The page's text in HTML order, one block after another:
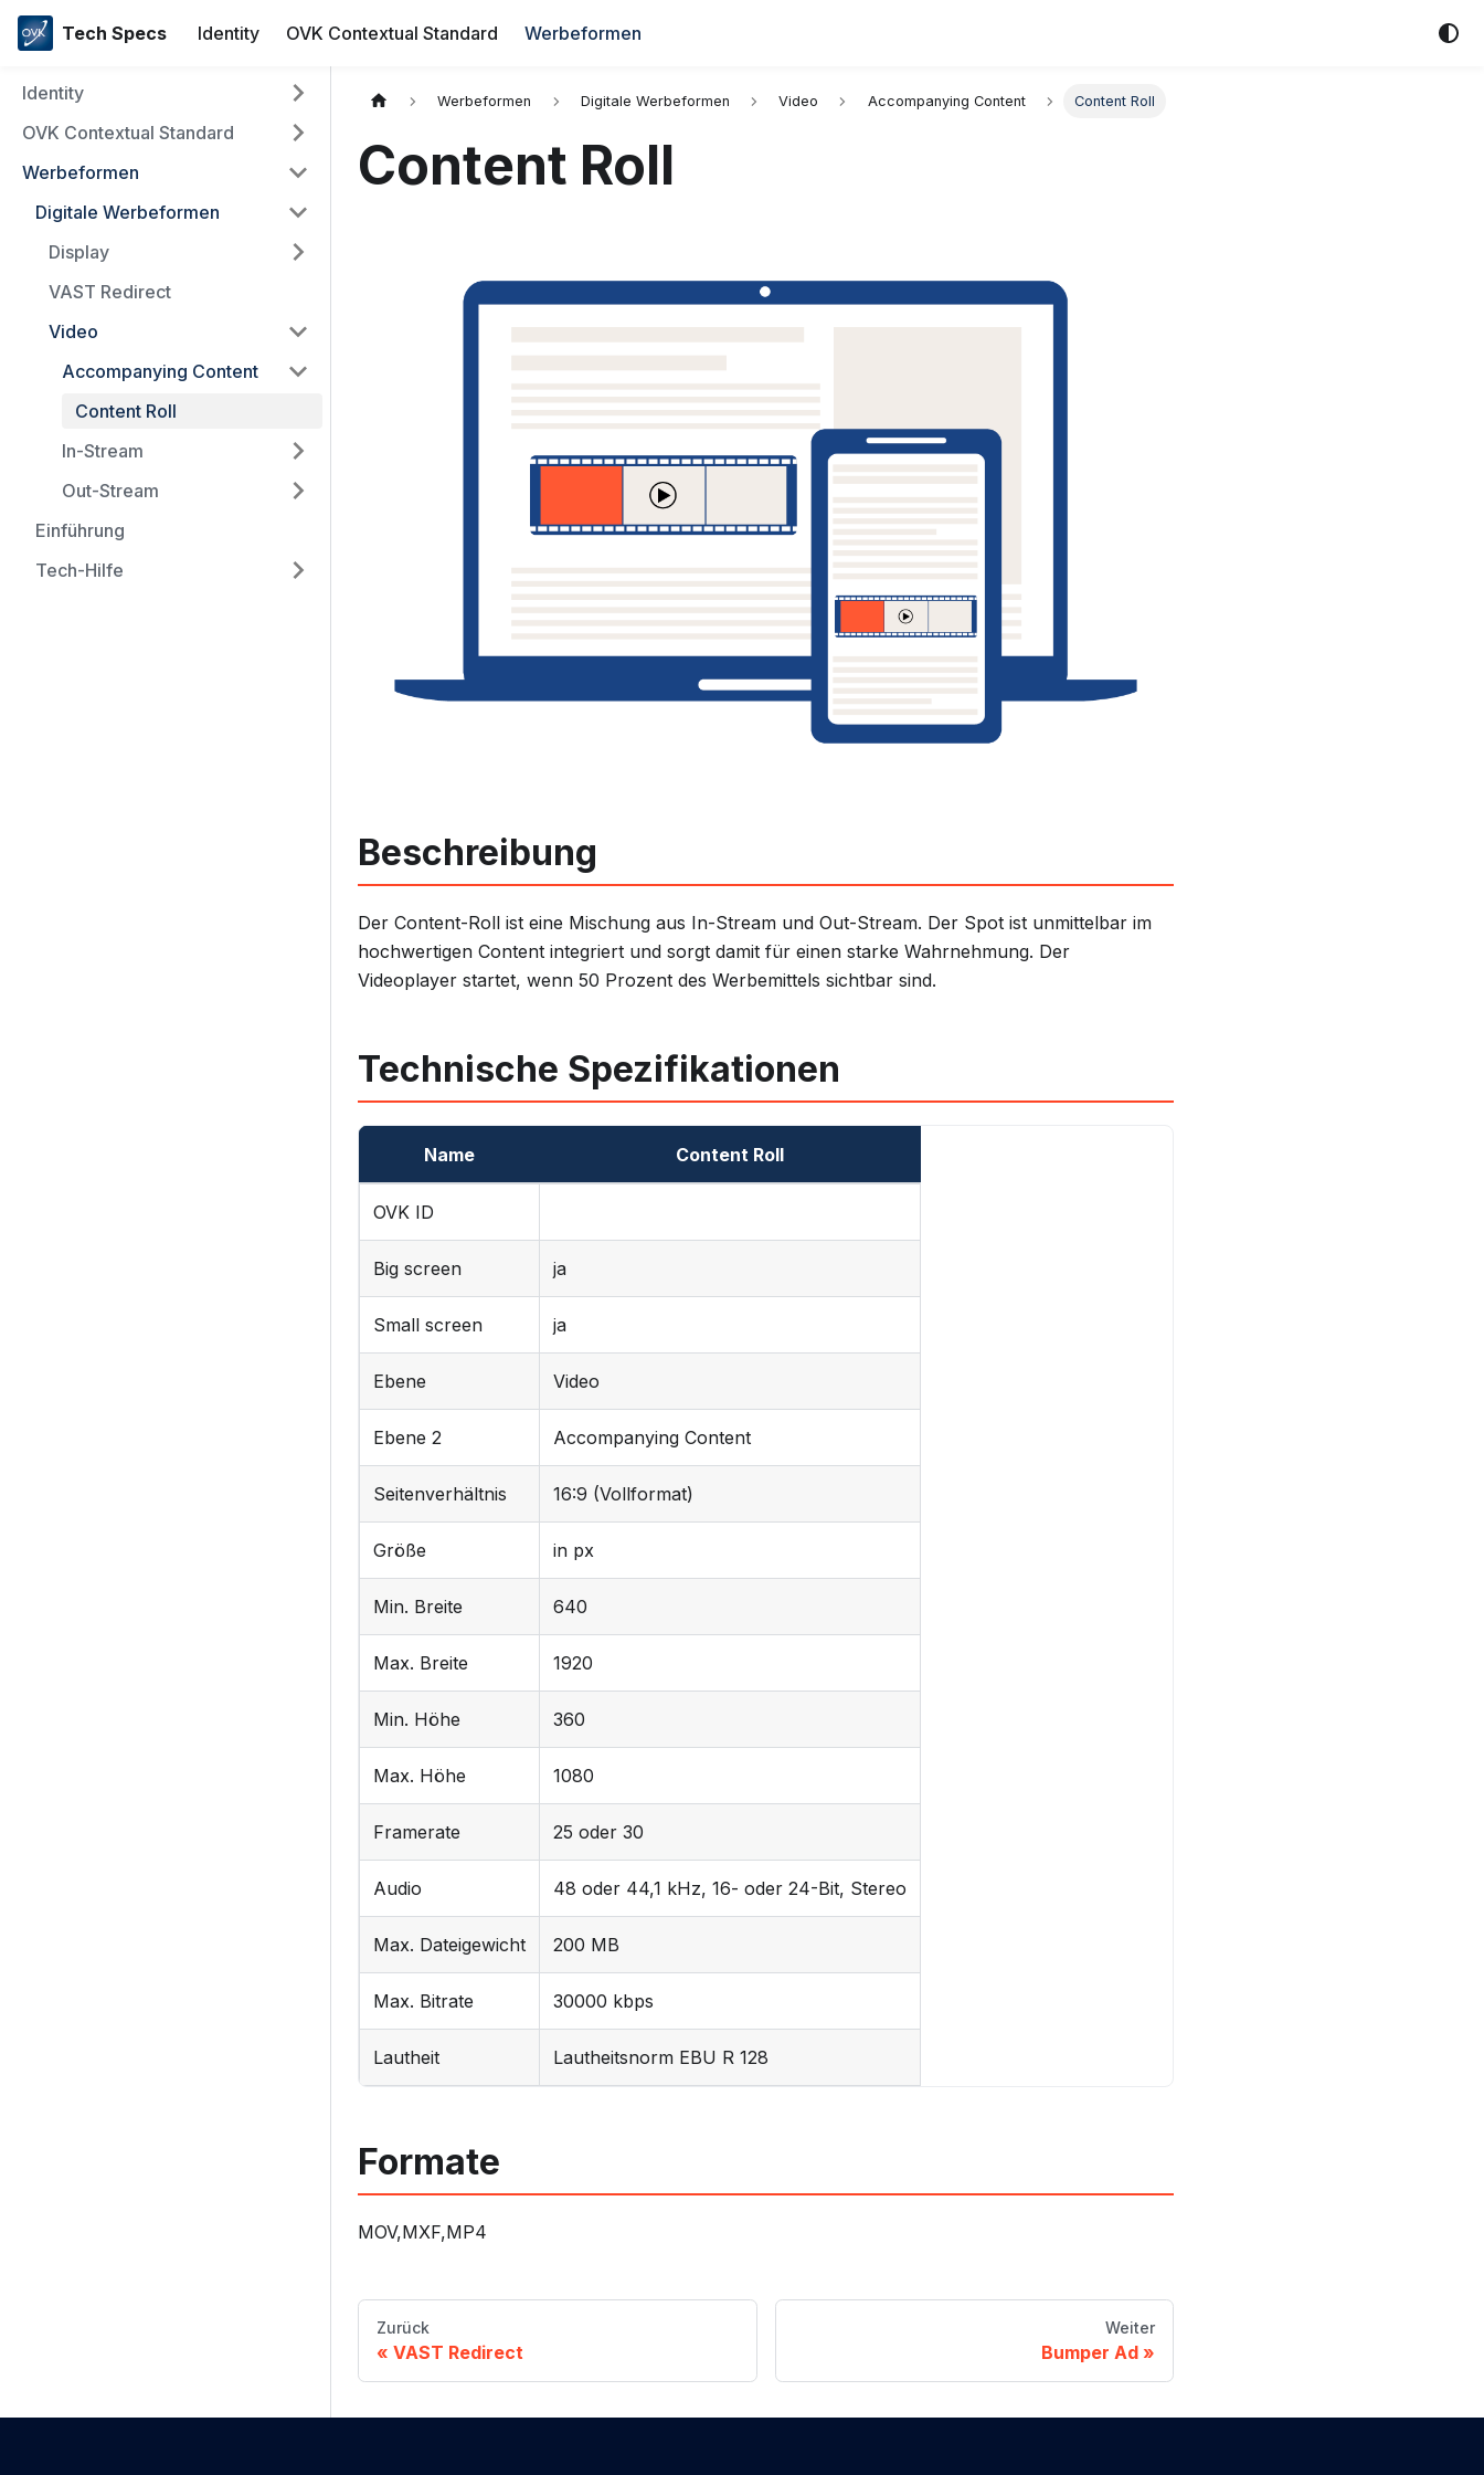
Tech Specs Identity OVK Contextual Standard Werbeformen
Identity
OVK Contextual Standard
Werbeformen
Digitale Werbeformen
Display
VAST Redirect
Video
Accompanying Content
Content Roll
In-Stream
Out-Stream
Einführung
Tech-Hilfe
Werbeformen Digitale Werbeformen Video Accompanying Content Content Roll
Content Roll
Beschreibung
Der Content-Roll ist eine Mischung aus In-Stream und Out-Stream. Der Spot ist unmittelbar im
hochwertigen Content integriert und sorgt damit für einen starke Wahrnehmung. Der
Videoplayer startet, wenn 50 Prozent des Werbemittels sichtbar sind.
Technische Spezifikationen
Name Content Roll
OVK ID
Big screen ja
Small screen ja
Ebene Video
Ebene 2 Accompanying Content
Seitenverhältnis 16:9 (Vollformat)
Größe in px
Min. Breite 640
Max. Breite 1920
Min. Höhe 360
Max. Höhe 1080
Framerate 25 oder 30
Audio 48 oder 44,1 kHz, 16- oder 24-Bit, Stereo
Max. Dateigewicht 200 MB
Max. Bitrate 30000 kbps
Lautheit Lautheitsnorm EBU R 128
Formate
MOV,MXF,MP4
Zurück
VAST Redirect
Weiter
Bumper Ad